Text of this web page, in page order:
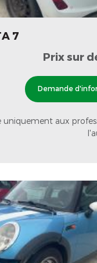
7
Prix sur
Demande
uniquement aux